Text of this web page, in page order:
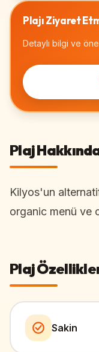
Plaj
Kilyos'un
organic menü ve
Plaj
Sakin
Plajı Ziyaret
Detaylı bilgi ve